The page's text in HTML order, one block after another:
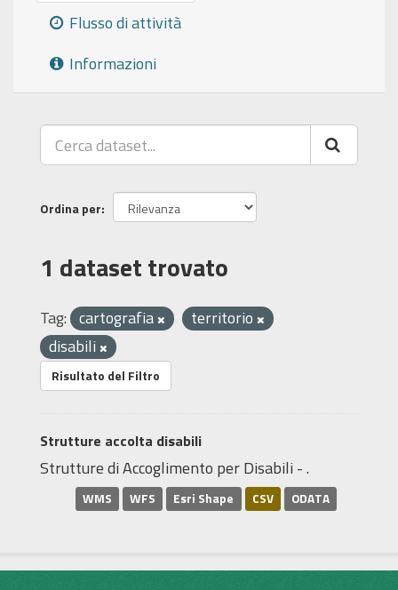
Flusso di attività
Informazioni
Ordina per
1 dataset trovato
Tag: cartografia
territorio
disabili
Risultato del Filtro
Strutture accolta disabili
Strutture di Accoglimento per Disabili - .
WMS WFS Esri Shape CSV ODATA